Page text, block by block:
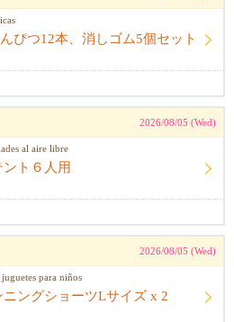
ぴつ12本、消しゴム5個セット
2026/08/05 (Wed)
al aire libre
ト６人用
2026/08/05 (Wed)
para niños
ニングショーツLサイズ x 2